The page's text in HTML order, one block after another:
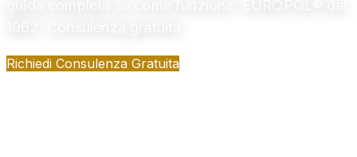
Richiedi Consulenza Gratuita